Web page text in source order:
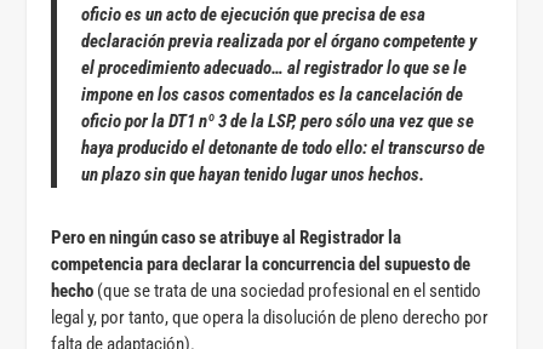
oficio es un acto de ejecución que precisa de esa
declaración previa realizada por el órgano competente y
el procedimiento adecuado…al registrador lo que se le
impone en los casos comentados es la cancelación de
oficio por la DT1 nº 3 de la LSP, pero sólo una vez que se
haya producido el detonante de todo ello: el transcurso de
un plazo sin que hayan tenido lugar unos hechos.
Pero en ningún caso se atribuye al Registrador la
competencia para declarar la concurrencia del supuesto de
hecho (que se trata de una sociedad profesional en el sentido
legal y, por tanto, que opera la disolución de pleno derecho por
falta de adaptación).